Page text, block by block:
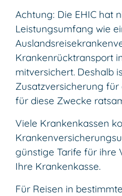
Achtung: Die EHIC hat
Leistungsumfang wie
Krankenrücktransport
mitversichert. Deshalb
Zusatzversicherung
für diese Zwecke
Viele Krankenkassen
günstige Tarife für ihre
Ihre Krankenkasse.
Für Reisen in